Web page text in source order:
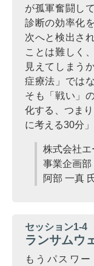
が孤軍奮闘し
診断の効率化
次へと検出さ
ことは難しく
見えてしまう
症療法」では
そも「戦い」
化する、つま
に考える30分
株式会社
事業企画部
阿部 一真
セッション1-
ランサムウ
もうパスワ